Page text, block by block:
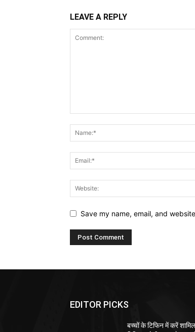
LEAVE A REPLY
Save my name, email, and
EDITOR PICKS
बच्चों के टिफिन में करें